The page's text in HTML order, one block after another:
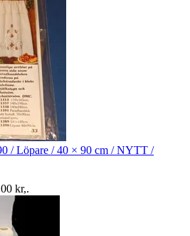
/ Löpare / 40 × 90 cm / NYTT /
kr,.